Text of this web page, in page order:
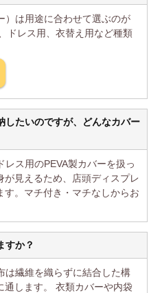
）は用途に合わせて選ぶのが
ドレス用、衣替え用など種類
したいのですが、どんなカバー
レス用のPEVA製カバーを扱っ
が見えるため、店頭ディスプレ
す。マチ付き・マチなしからお
すか？
は繊維を織らずに結合した構
通します。 衣類カバーや内袋